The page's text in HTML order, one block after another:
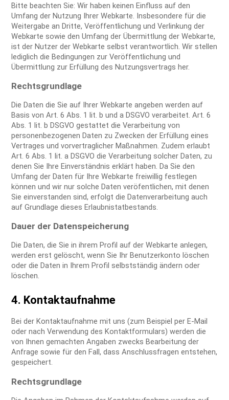
Bitte beachten Sie: Wir haben keinen Einfluss auf den
Umfang der Nutzung Ihrer Webkarte. Insbesondere für die
Weitergabe an Dritte, Veröffentlichung und Verlinkung der
Webkarte sowie den Umfang der Übermittlung der Webkarte,
ist der Nutzer der Webkarte selbst verantwortlich. Wir stellen
lediglich die Bedingungen zur Veröffentlichung und
Übermittlung zur Erfüllung des Nutzungsvertrags her.
Rechtsgrundlage
Die Daten die Sie auf Ihrer Webkarte angeben werden auf
Basis von Art. 6 Abs. 1 lit. b und a DSGVO verarbeitet. Art. 6
Abs. 1 lit. b DSGVO gestattet die Verarbeitung von
personenbezogenen Daten zu Zwecken der Erfüllung eines
Vertrages und vorvertraglicher Maßnahmen. Zudem erlaubt
Art. 6 Abs. 1 lit. a DSGVO die Verarbeitung solcher Daten, zu
denen Sie Ihre Einverständnis erklärt haben. Da Sie den
Umfang der Daten für Ihre Webkarte freiwillig festlegen
können und wir nur solche Daten veröfentlichen, mit denen
Sie einverstanden sind, erfolgt die Datenverarbeitung auch
auf Grundlage dieses Erlaubnistatbestands.
Dauer der Datenspeicherung
Die Daten, die Sie in ihrem Profil auf der Webkarte anlegen,
werden erst gelöscht, wenn Sie Ihr Benutzerkonto löschen
oder die Daten in Ihrem Profil selbstständig ändern oder
löschen.
4. Kontaktaufnahme
Bei der Kontaktaufnahme mit uns (zum Beispiel per E-Mail
oder nach Verwendung des Kontaktformulars) werden die
von Ihnen gemachten Angaben zwecks Bearbeitung der
Anfrage sowie für den Fall, dass Anschlussfragen entstehen,
gespeichert.
Rechtsgrundlage